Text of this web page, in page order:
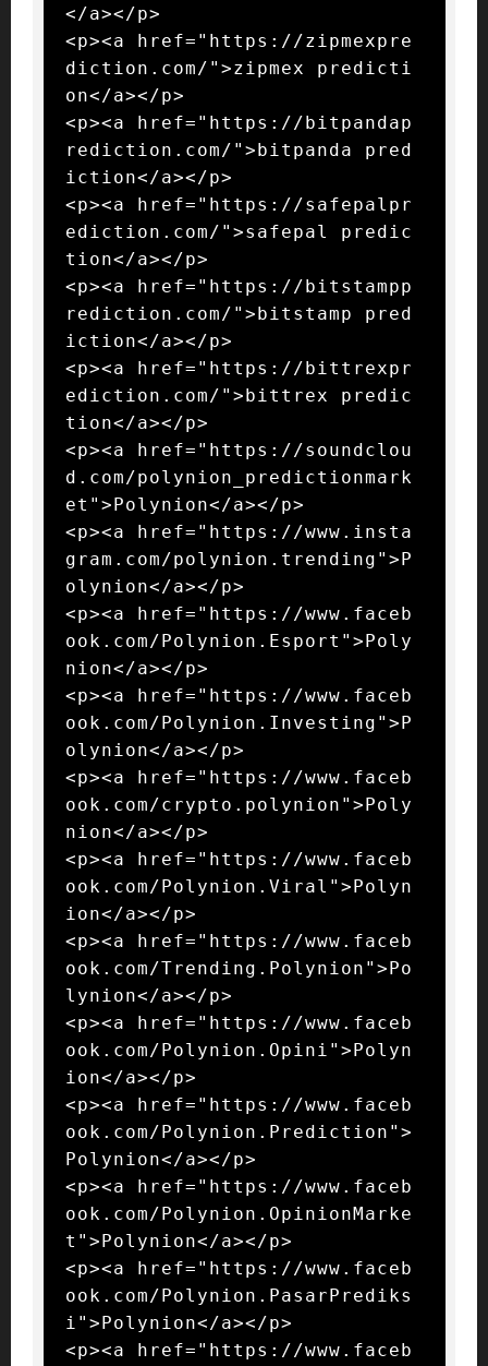
</a></p>
<p><a href="https://zipmexpre
diction.com/">zipmex predicti
on</a></p>
<p><a href="https://bitpandap
rediction.com/">bitpanda pred
iction</a></p>
<p><a href="https://safepalpr
ediction.com/">safepal predic
tion</a></p>
<p><a href="https://bitstampp
rediction.com/">bitstamp pred
iction</a></p>
<p><a href="https://bittrexpr
ediction.com/">bittrex predic
tion</a></p>
<p><a href="https://soundclou
d.com/polynion_predictionmark
et">Polynion</a></p>
<p><a href="https://www.insta
gram.com/polynion.trending">P
olynion</a></p>
<p><a href="https://www.faceb
ook.com/Polynion.Esport">Poly
nion</a></p>
<p><a href="https://www.faceb
ook.com/Polynion.Investing">P
olynion</a></p>
<p><a href="https://www.faceb
ook.com/crypto.polynion">Poly
nion</a></p>
<p><a href="https://www.faceb
ook.com/Polynion.Viral">Polyn
ion</a></p>
<p><a href="https://www.faceb
ook.com/Trending.Polynion">Po
lynion</a></p>
<p><a href="https://www.faceb
ook.com/Polynion.Opini">Polyn
ion</a></p>
<p><a href="https://www.faceb
ook.com/Polynion.Prediction">
Polynion</a></p>
<p><a href="https://www.faceb
ook.com/Polynion.OpinionMarke
t">Polynion</a></p>
<p><a href="https://www.faceb
ook.com/Polynion.PasarPrediks
i">Polynion</a></p>
<p><a href="https://www.faceb